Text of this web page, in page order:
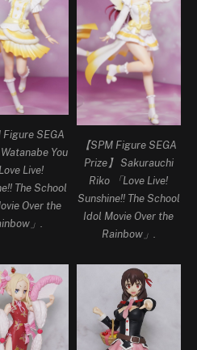
Figure SEGA
You
Love Live!
The School
Over the
」.
【SPM Figure SEGA
Prize】 Sakurauchi
Riko 「Love Live!
Sunshine!! The School
Idol Movie Over the
Rainbow」.